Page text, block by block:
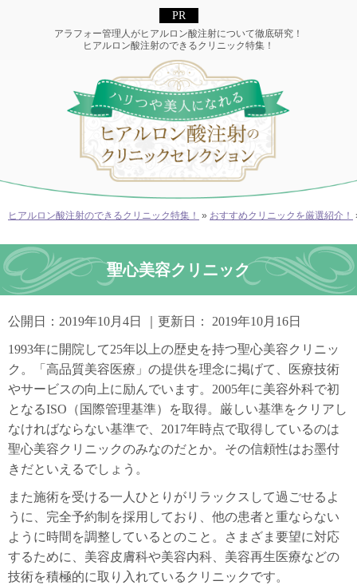
アラフォー管理人がヒアルロン酸注射について徹底研究！
ヒアルロン酸注射のできるクリニック特集！
ヒアルロン酸注射のできるクリニック特集！ » おすすめクリニックを厳選紹介！
聖心美容クリニック
公開日： 2019年10月4日 ｜更新日： 2019年10月16日
1993年に開院して25年以上の歴史を持つ聖心美容クリニッ
ク。「高品質美容医療」の提供を理念に掲げて、医療技術
やサービスの向上に励んでいます。2005年に美容外科で初
となるISO（国際管理基準）を取得。厳しい基準をクリアし
なければならない基準で、2017年時点で取得しているのは
聖心美容クリニックのみなのだとか。その信頼性はお墨付
きだといえるでしょう。
また施術を受ける一人ひとりがリラックスして過ごせるよ
うに、完全予約制を採用しており、他の患者と重ならない
ように時間を調整しているとのこと。さまざま要望に対応
するために、美容皮膚科や美容内科、美容再生医療などの
技術を積極的に取り入れているクリニックです。